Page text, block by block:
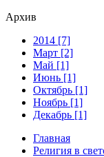
Архив
2014 [7]
Март [2]
Май [1]
Июнь [1]
Октябрь [1]
Ноябрь [1]
Декабрь [1]
Главная
Религия в